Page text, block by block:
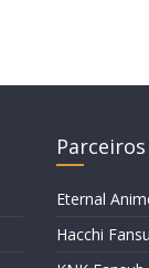
Parceiros
Eternal
Hacchi